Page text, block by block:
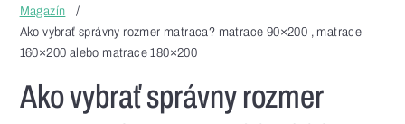
Magazín
Ako vybrať správny rozmer matraca? matrace 90×200 , matrace
160×200 alebo matrace 180×200
Ako vybrať správny rozmer